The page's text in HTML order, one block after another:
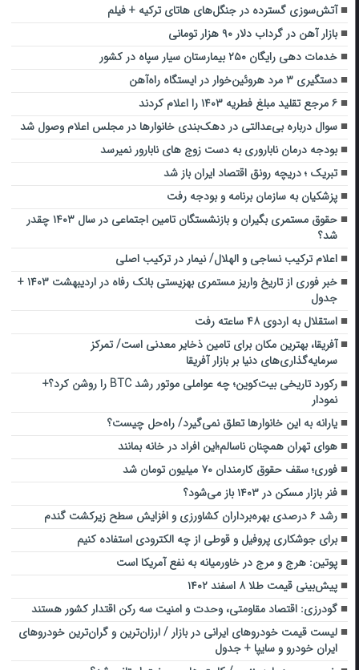
آتش‌سوزی گسترده در جنگل‌های هاتای ترکیه + فیلم
بازار آهن در گرداب دلار ۹۰ هزار تومانی
خدمات دهی رایگان ۲۵۰ بیمارستان سیار سپاه در کشور
دستگیری ۳ مرد هروئین‌خوار در ایستگاه راه‌آهن
۶ مرجع تقلید مبلغ فطریه ۱۴۰۳ را اعلام کردند
سوال درباره بی‌عدالتی در دهک‌بندی خانوارها در مجلس اعلام وصول شد
بودجه درمان ناباروری به دست زوج های نابارور نمیرسد
تبریک ؛ دریچه رونق اقتصاد ایران باز شد
پزشکیان به سازمان برنامه و بودجه رفت
حقوق مستمری بگیران و بازنشستگان تامین اجتماعی در سال ۱۴۰۳ چقدر
شد؟
اعلام ترکیب نساجی و الهلال/ نیمار در ترکیب اصلی
خبر فوری از تاریخ واریز مستمری بهزیستی بانک رفاه در اردیبهشت ۱۴۰۳ +
جدول
استقلال به اردوی ۴۸ ساعته رفت
آفریقا، بهترین مکان برای تامین ذخایر معدنی است/ تمرکز
سرمایه‌گذاری‌های دنیا بر بازار آفریقا
رکورد تاریخی بیت‌کوین؛ چه عواملی موتور رشد BTC را روشن کرد؟+
نمودار
یارانه به این خانوارها تعلق نمی‌گیرد/ راه‌حل چیست؟
هوای تهران همچنان ناسالم؛این افراد در خانه بمانند
فوری؛ سقف حقوق کارمندان ۷۰ میلیون تومان شد
فنر بازار مسکن در ۱۴۰۳ باز می‌شود؟
رشد ۶ درصدی بهره‌برداران کشاورزی و افزایش سطح زیرکشت گندم
برای جوشکاری پروفیل و قوطی از چه الکترودی استفاده کنیم
پوتین: هرج و مرج در خاورمیانه به نفع آمریکا است
پیش‌بینی قیمت طلا ۸ اسفند ۱۴۰۲
گودرزی: اقتصاد مقاومتی، وحدت و امنیت سه رکن اقتدار کشور هستند
لیست قیمت خودروهای ایرانی در بازار / ارزان‌ترین و گران‌ترین خودروهای
ایران خودرو و سایپا + جدول